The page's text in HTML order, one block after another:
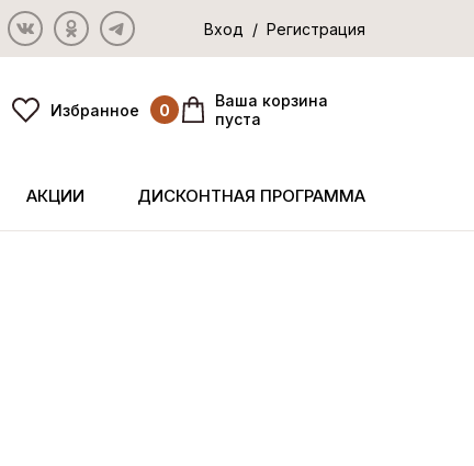
Вход / Регистрация
Избранное 0
Ваша корзина
пуста
АКЦИИ ДИСКОНТНАЯ ПРОГРАММА